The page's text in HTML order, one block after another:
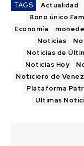
TAGS Actualidad
Bono único
Economía
Noticias
Noticias de
Noticias Hoy
Noticiero de
Plataforma
Ultimas